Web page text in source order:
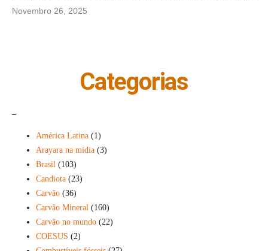
Novembro 26, 2025
Categorias
América Latina (1)
Arayara na mídia (3)
Brasil (103)
Candiota (23)
Carvão (36)
Carvão Mineral (160)
Carvão no mundo (22)
COESUS (2)